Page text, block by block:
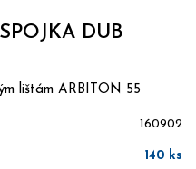
DUB
lištám ARBITON 55
160902
140ks